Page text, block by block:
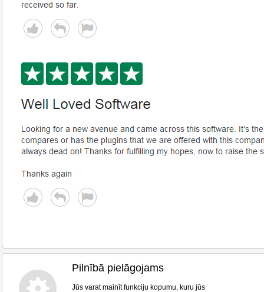
Pilnībā pielāgojams
Jūs varat mainīt funkciju kopumu, kuru jūs